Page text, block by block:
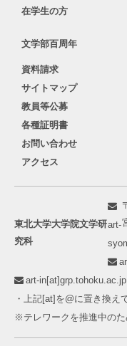
在学生の方
文学部百周年
資料請求
サイトマップ
教員等公募
各種証明書
お問い合わせ
アクセス
東北大学大学院文学研
究科
art-
art-in[at]grp.tohoku.ac.jp
・上記[at]を@に置き換え
※テレワークを推進中のた